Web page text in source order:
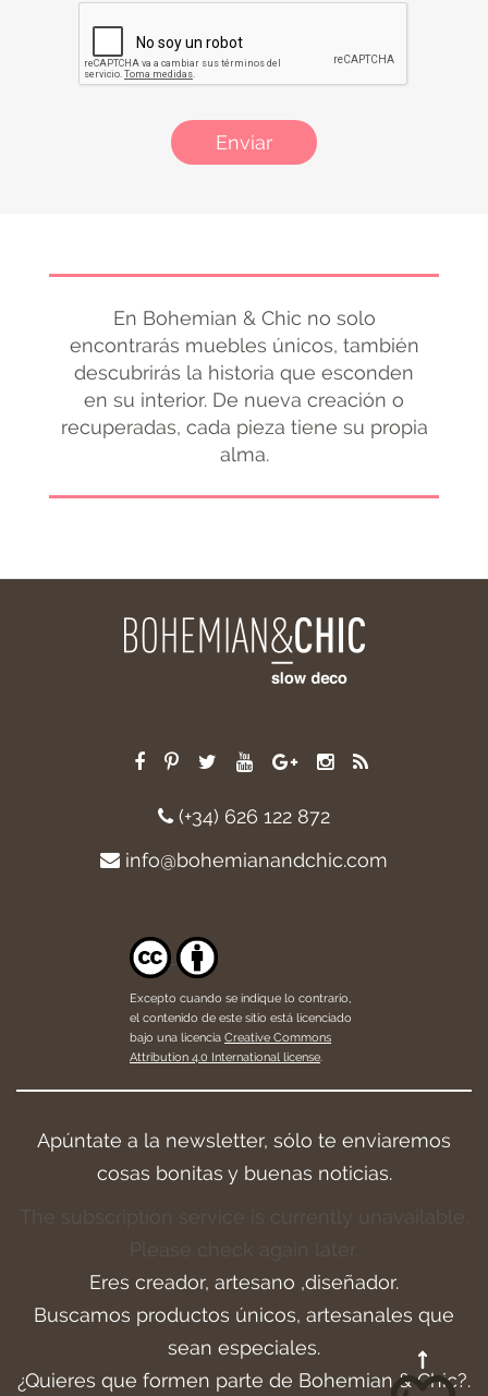
Enviar
En Bohemian & Chic no solo
encontrarás muebles únicos, también
descubrirás la historia que esconden
en su interior. De nueva creación o
recuperadas, cada pieza tiene su propia
alma.
(+34) 626 122 872
info@bohemianandchic.com
Excepto cuando se indique lo contrario,
el contenido de este sitio está licenciado
bajo una licencia Creative Commons
Attribution 4.0 International license.
Apúntate a la newsletter, sólo te enviaremos
cosas bonitas y buenas noticias.
The subscription service is currently unavailable.
Please check again later.
Eres creador, artesano ,diseñador.
Buscamos productos únicos, artesanales que
sean especiales.
¿Quieres que formen parte de Bohemian & Chic?.